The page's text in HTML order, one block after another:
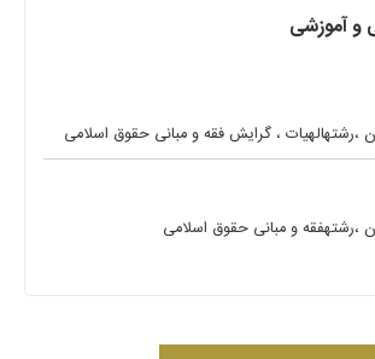
و آموزشی
،رشتهالهیات ، گرایش فقه و مبانی حقوق اسلامی
،رشتهفقه و مبانی حقوق اسلامی